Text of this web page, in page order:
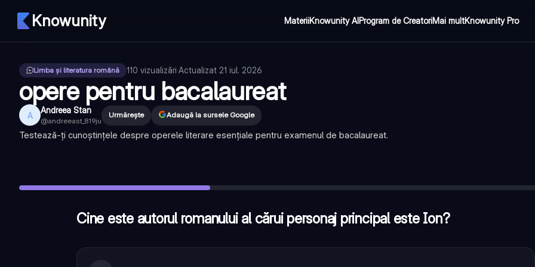
Knowunity MateriiKnowunity AIProgram de CreatoriMai multKnowunity Pro
Limba și literatura română 110 vizualizări·Actualizat 21 iul. 2026
opere pentru bacalaureat
A Andreea Stan
@andreeast_819ju
Urmărește Adaugă la sursele Google
Testează-ți cunoștințele despre operele literare esențiale pentru examenul de bacalaureat.
Cine este autorul romanului al cărui personaj principal este Ion?
Moromeții, roman scris de Marin Preda, explorează destrămarea familiei țărănești în contextul colectivizării.—Adevărat